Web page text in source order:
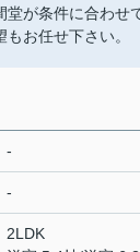
堂が条件に合わせ
もお任せ下さい。
-
-
2LDK